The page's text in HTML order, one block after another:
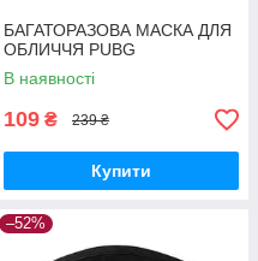
БАГАТОРАЗОВА МАСКА ДЛЯ
ОБЛИЧЧЯ PUBG
В наявності
109 ₴ 239 ₴
Купити
–52%